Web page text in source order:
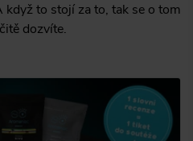
když to stojí za to, tak se o tom
dozvíte.